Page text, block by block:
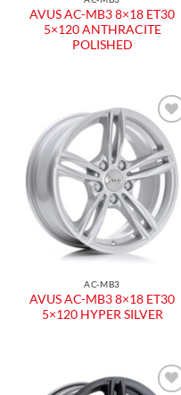
AVUS AC-MB3 8×18 ET30
5×120 ANTHRACITE
POLISHED
AC-MB3
AVUS AC-MB3 8×18 ET30
5×120 HYPER SILVER